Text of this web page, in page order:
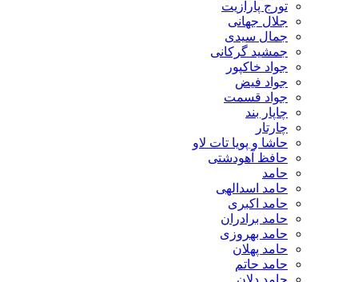
تورج پارازیت
جلال جهانی
جمال سیدی
جمشید گرکانی
جواد خاکپور
جواد فیض
جواد قسمت
چاپار بند
چارتار
حاشا و پویا تات لاو
حافظ آهودشتی
حامد
حامد اسدالهی
حامد اکبری
حامد برادران
حامد بهروزی
حامد پهلان
حامد حاتم